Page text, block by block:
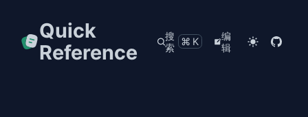
Quick
Reference
搜
索
⌘K
编
辑